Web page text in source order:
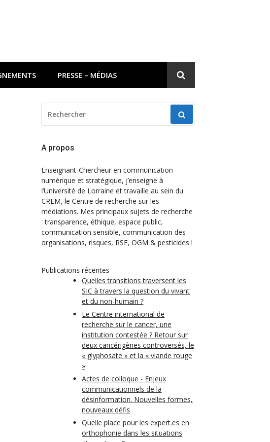
PRESSE – MÉDIAS
POUR
:
A propos
Enseignant-Chercheur en communication
numérique et stratégique, j’enseigne à
l’Université de Lorraine et travaille au sein du
CREM, le Centre de recherche sur les
médiations. Mes principaux sujets de recherche
: transparence, éthique, espace public,
communication sensible, communication des
organisations, risques, RSE, OGM & pesticides !
Publications récentes
Quelles transitions traversent les
SIC à travers la question du vivant
et du non-humain ?
Le Centre international de
recherche sur le cancer, une
institution contestée ? Retour sur
deux cancérigènes controversés, le
« glyphosate » et la « viande rouge
»
Actes de colloque - Enjeux
communicationnels de la
désinformation. Nouvelles formes,
nouveaux défis
Quelle place pour les expert.es en
orthophonie dans les situations